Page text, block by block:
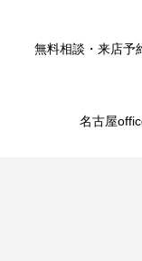
無料相談・来店予
名古屋